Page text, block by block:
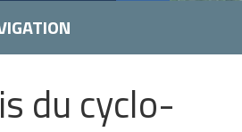
du cyclo-